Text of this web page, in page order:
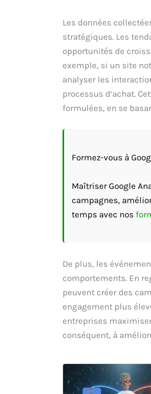
Les données
stratégiques. Les
opportunités de
exemple, si un site
analyser les
processus d’achat.
formulées, en se
Formez-vous à
Maîtriser Google
campagnes,
temps avec nos
De plus, les
comportements. En
peuvent créer des
engagement plus
entreprises
conséquent, à